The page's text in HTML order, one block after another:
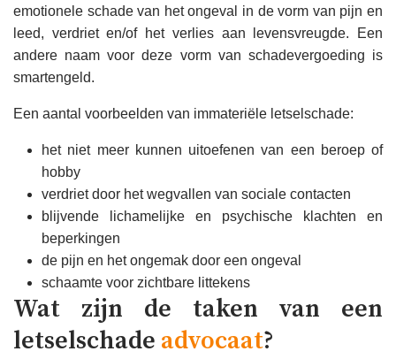
emotionele schade van het ongeval in de vorm van pijn en
leed, verdriet en/of het verlies aan levensvreugde. Een
andere naam voor deze vorm van schadevergoeding is
smartengeld.
Een aantal voorbeelden van immateriële letselschade:
het niet meer kunnen uitoefenen van een beroep of
hobby
verdriet door het wegvallen van sociale contacten
blijvende lichamelijke en psychische klachten en
beperkingen
de pijn en het ongemak door een ongeval
schaamte voor zichtbare littekens
Wat zijn de taken van een
letselschade advocaat?